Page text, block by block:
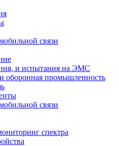
связи
и испытания на ЭМС
оборонная промышленность
связи
спектра